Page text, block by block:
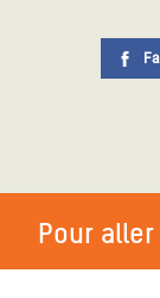
Pour